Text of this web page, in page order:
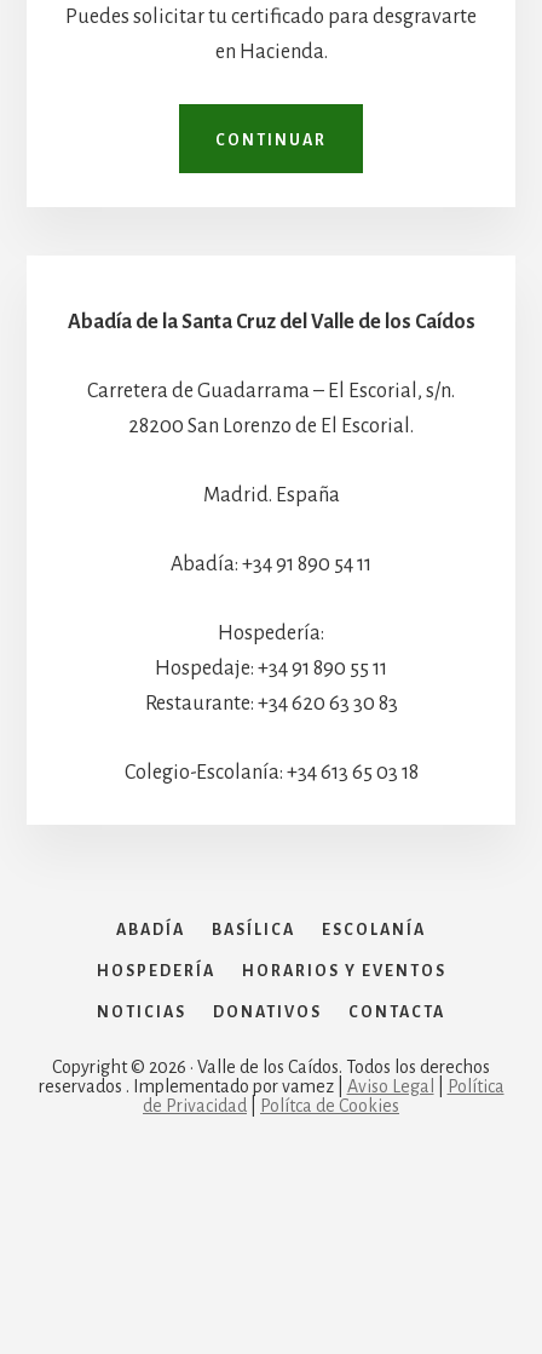
Puedes solicitar tu certificado para desgravarte
en Hacienda.
CONTINUAR
Abadía de la Santa Cruz del Valle de los Caídos
Carretera de Guadarrama – El Escorial, s/n.
28200 San Lorenzo de El Escorial.
Madrid. España
Abadía: +34 91 890 54 11
Hospedería:
Hospedaje: +34 91 890 55 11
Restaurante: +34 620 63 30 83
Colegio-Escolanía: +34 613 65 03 18
ABADÍA BASÍLICA ESCOLANÍA
HOSPEDERÍA HORARIOS Y EVENTOS
NOTICIAS DONATIVOS CONTACTA
Copyright © 2026 · Valle de los Caídos. Todos los derechos
reservados . Implementado por vamez | Aviso Legal
Política
de Privacidad
Polítca de Cookies